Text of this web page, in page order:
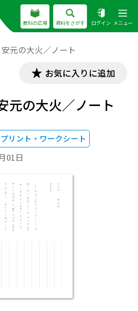
教科の広場 資料をさがす ログイン メニュー
安元の大火／ノート
お気に入りに追加
元の大火／ノート
リント・ワークシート
01日